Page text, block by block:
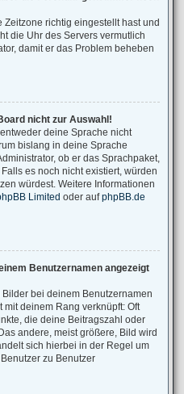
richtig eingestellt hast und
die Uhr des Servers vermutlich
damit er das Problem beheben
nicht zur Auswahl!
deine Sprache nicht
bislang in deine Sprache
ob er das Sprachpaket,
es noch nicht existiert, würden
würdest. Weitere Informationen
Limited oder aufphpBB.de
Benutzernamen angezeigt
bei deinem Benutzernamen
deinem Rang verknüpft: Oft
die deine Beitragszahl oder
andere, meist größere, Bild wird
sich hierbei in der Regel um
zu Benutzer